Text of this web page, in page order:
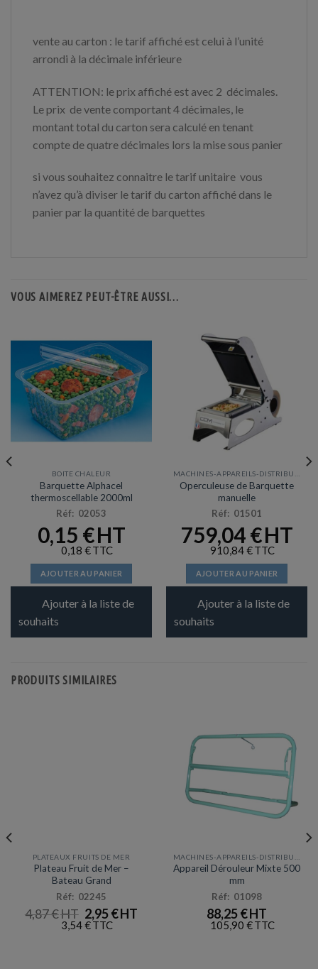
vente au carton : le tarif affiché est celui à l’unité
arrondi à la décimale inférieure
ATTENTION: le prix affiché est avec 2 décimales.
Le prix de vente comportant 4 décimales, le
montant total du carton sera calculé en tenant
compte de quatre décimales lors la mise sous panier
si vous souhaitez connaitre le tarif unitaire vous
n’avez qu’à diviser le tarif du carton affiché dans le
panier par la quantité de barquettes
VOUS AIMEREZ PEUT-ÊTRE AUSSI…
BOITE CHALEUR
Barquette Alphacel
thermoscellable 2000ml
Réf: 02053
0,15 €
0,18 €
AJOUTER AU PANIER
Ajouter à la liste de
souhaits
Operculeuse de Barquette
manuelle
Réf: 01501
759,04€
910,84€
AJOUTER AU PANIER
Ajouter à la liste de
souhaits
PRODUITS SIMILAIRES
Promotion
PLATEAUX FRUITS DE MER
Plateau Fruit de Mer –
Bateau Grand
Réf: 02245
4,87€
LE
PRIX
INITIAL
2,95€
3,54€
Appareil Dérouleur Mixte 500
mm
Réf: 01098
88,25€
105,90 €